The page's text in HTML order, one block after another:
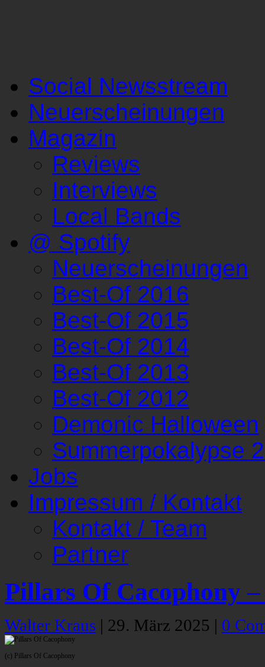
Social Newsstream
Neuerscheinungen
Magazin
Reviews
Interviews
Local Bands
@ Spotify
Neuerscheinungen
Best-Of 2016
Best-Of 2015
Best-Of 2014
Best-Of 2013
Best-Of 2012
Demonic Halloween
Summerpokalypse
Jobs
Impressum / Kontakt
Kontakt / Team
Partner
Pillars Of Cacophony
Walter Kraus | 29. März 2025 | 0
(c) Pillars Of Cacophony